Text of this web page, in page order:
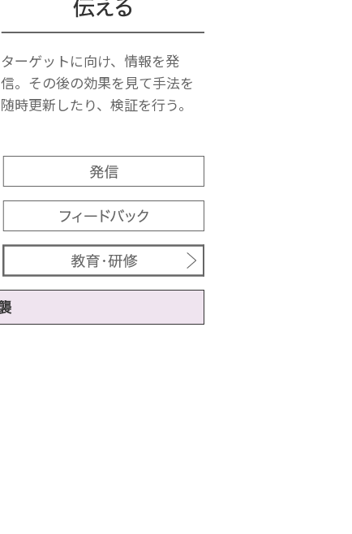
ターゲットに向け、情報を発
信。その後の効果を見て手法を
随時更新したり、検証を行う。